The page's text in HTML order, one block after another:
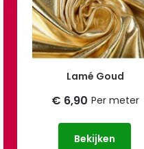
Lamé Goud
€ 6,90 Per meter
Bekijken